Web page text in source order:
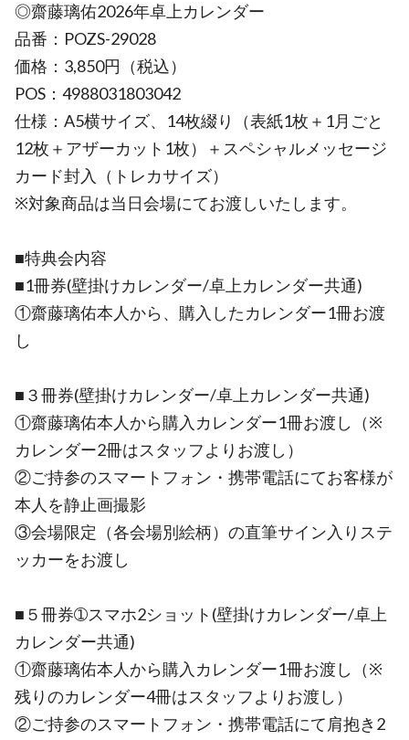
◎齋藤璃佑2026年卓上カレンダー
品番：POZS-29028
価格：3,850円（税込）
POS：4988031803042
仕様：A5横サイズ、14枚綴り（表紙1枚＋1月ごと
12枚＋アザーカット1枚）＋スペシャルメッセージ
カード封入（トレカサイズ）
※対象商品は当日会場にてお渡しいたします。
■特典会内容
■1冊券(壁掛けカレンダー/卓上カレンダー共通)
①齋藤璃佑本人から、購入したカレンダー1冊お渡
し
■３冊券(壁掛けカレンダー/卓上カレンダー共通)
①齋藤璃佑本人から購入カレンダー1冊お渡し（※
カレンダー2冊はスタッフよりお渡し）
②ご持参のスマートフォン・携帯電話にてお客様が
本人を静止画撮影
③会場限定（各会場別絵柄）の直筆サイン入りステ
ッカーをお渡し
■５冊券➀スマホ2ショット(壁掛けカレンダー/卓上
カレンダー共通)
①齋藤璃佑本人から購入カレンダー1冊お渡し（※
残りのカレンダー4冊はスタッフよりお渡し）
②ご持参のスマートフォン・携帯電話にて肩抱き2